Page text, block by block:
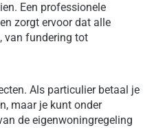
Een professionele
zorgt ervoor dat alle
van fundering tot
Als particulier betaal je
maar je kunt onder
de eigenwoningregeling